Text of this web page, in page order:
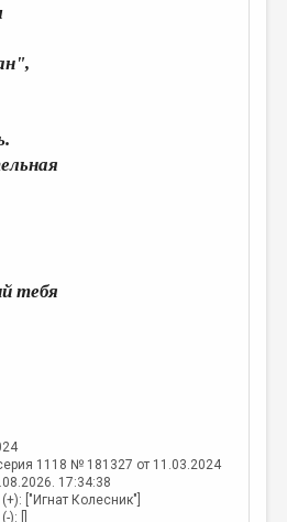
тебя
1118 № 181327 от 11.03.2024
17:34:38
["Игнат Колесник"]
[]